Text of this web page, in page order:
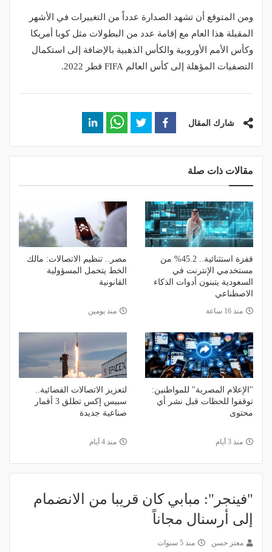
ومن المتوقع أن تشهد الصدارة عدداً من التغييرات في الأشهر
المقبلة هذا العام مع إقامة عدد من البطولات مثل كوبا أمريكا
وكأس الأمم الأوروبية والكأس الذهبية بالإضافة إلى استكمال
التصفيات المؤهلة إلى كأس العالم FIFA قطر 2022.
شارك المقال
مقالات ذات صلة
قفزة استثنائية.. 45.2% من
مستخدمي الإنترنت في
السعودية يتبنون أدوات الذكاء
الاصطناعي
منذ 16 ساعة
مصر.. تنظيم الاتصالات: مالك
الخط يتحمل المسؤولية
القانونية
منذ يومين
"الإعلام المصرية" للمواطنين:
توقفوا للحظات قبل نشر أي
محتوى
منذ 3 أيام
لتعزيز الاتصالات الفضائية..
سبيس إكس تطلق 3 أقمار
صناعية جديدة
منذ 4 أيام
"فينجر": مبابي كان قريبا من الانضمام
إلى أرسنال مجاناً
معتز حسن منذ 5 سنوات